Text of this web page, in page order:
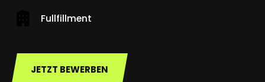
Fullfillment
JETZT BEWERBEN